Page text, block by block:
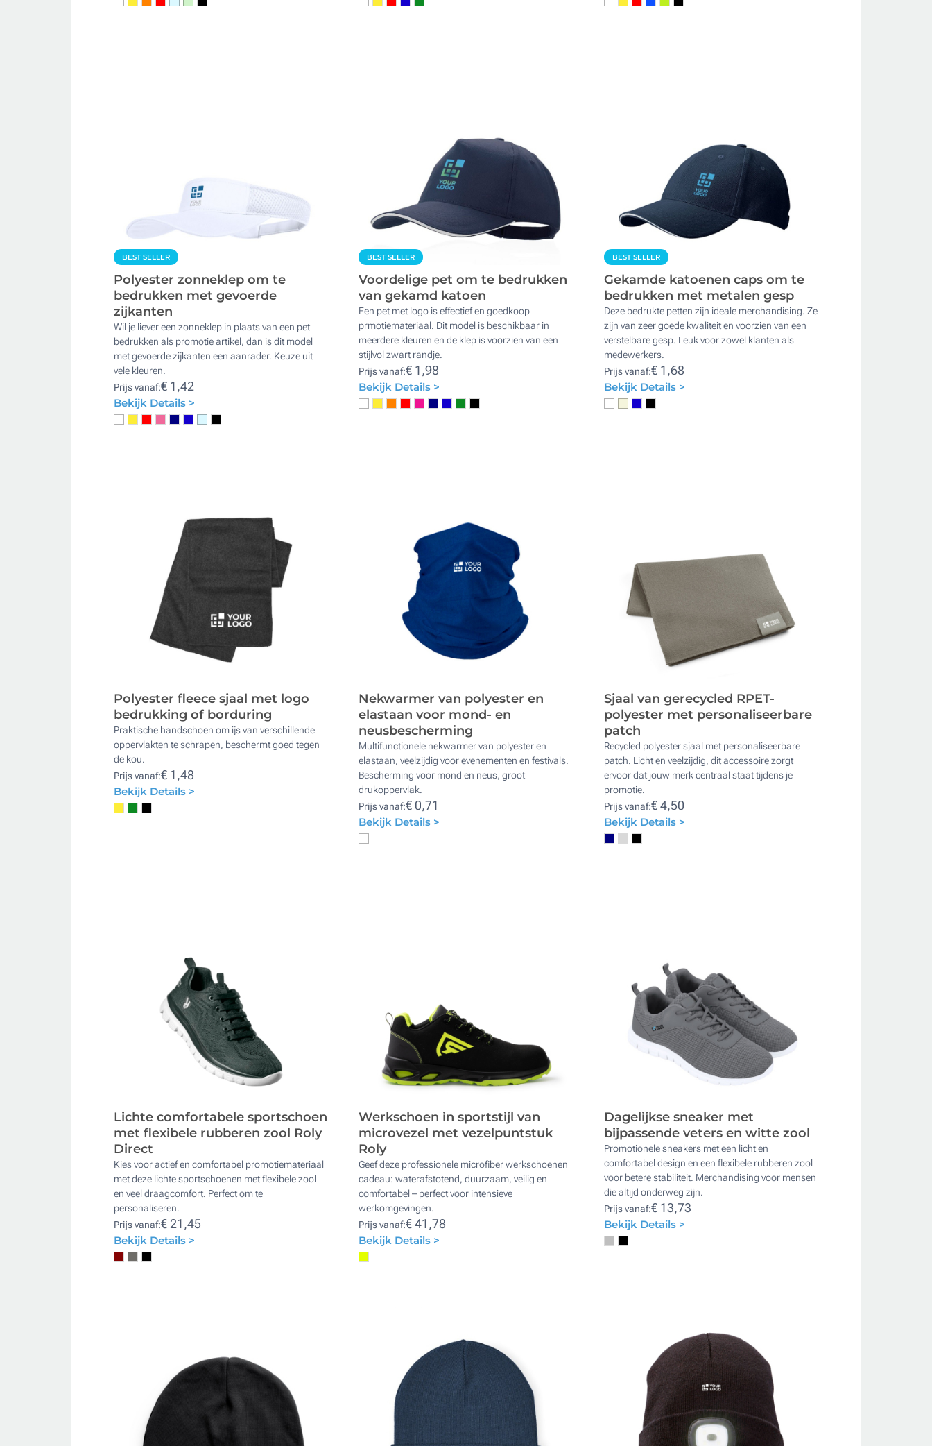
BEST SELLER
Polyester zonneklep om te
bedrukken met gevoerde
zijkanten
Wil je liever een zonneklep in plaats van een pet
bedrukken als promotie artikel, dan is dit model
met gevoerde zijkanten een aanrader. Keuze uit
vele kleuren.
Prijs vanaf:€ 1,42
Bekijk Details >
BEST SELLER
Voordelige pet om te bedrukken
van gekamd katoen
Een pet met logo is effectief en goedkoop
prmotiemateriaal. Dit model is beschikbaar in
meerdere kleuren en de klep is voorzien van een
stijlvol zwart randje.
Prijs vanaf:€ 1,98
Bekijk Details >
BEST SELLER
Gekamde katoenen caps om te
bedrukken met metalen gesp
Deze bedrukte petten zijn ideale merchandising. Ze
zijn van zeer goede kwaliteit en voorzien van een
verstelbare gesp. Leuk voor zowel klanten als
medewerkers.
Prijs vanaf:€ 1,68
Bekijk Details >
Polyester fleece sjaal met logo
bedrukking of borduring
Praktische handschoen om ijs van verschillende
oppervlakten te schrapen, beschermt goed tegen
de kou.
Prijs vanaf:€ 1,48
Bekijk Details >
Nekwarmer van polyester en
elastaan voor mond- en
neusbescherming
Multifunctionele nekwarmer van polyester en
elastaan, veelzijdig voor evenementen en festivals.
Bescherming voor mond en neus, groot
drukoppervlak.
Prijs vanaf:€ 0,71
Bekijk Details >
Sjaal van gerecycled RPET-
polyester met personaliseerbare
patch
Recycled polyester sjaal met personaliseerbare
patch. Licht en veelzijdig, dit accessoire zorgt
ervoor dat jouw merk centraal staat tijdens je
promotie.
Prijs vanaf:€ 4,50
Bekijk Details >
Lichte comfortabele sportschoen
met flexibele rubberen zool Roly
Direct
Kies voor actief en comfortabel promotiemateriaal
met deze lichte sportschoenen met flexibele zool
en veel draagcomfort. Perfect om te
personaliseren.
Prijs vanaf:€ 21,45
Bekijk Details >
Werkschoen in sportstijl van
microvezel met vezelpuntstuk
Roly
Geef deze professionele microfiber werkschoenen
cadeau: waterafstotend, duurzaam, veilig en
comfortabel – perfect voor intensieve
werkomgevingen.
Prijs vanaf:€ 41,78
Bekijk Details >
Dagelijkse sneaker met
bijpassende veters en witte zool
Promotionele sneakers met een licht en
comfortabel design en een flexibele rubberen zool
voor betere stabiliteit. Merchandising voor mensen
die altijd onderweg zijn.
Prijs vanaf:€ 13,73
Bekijk Details >